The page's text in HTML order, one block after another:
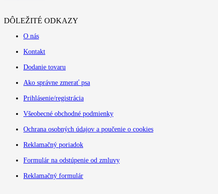
DÔLEŽITÉ ODKAZY
O nás
Kontakt
Dodanie tovaru
Ako správne zmerať psa
Prihlásenie/registrácia
Všeobecné obchodné podmienky
Ochrana osobných údajov a poučenie o cookies
Reklamačný poriadok
Formulár na odstúpenie od zmluvy
Reklamačný formulár